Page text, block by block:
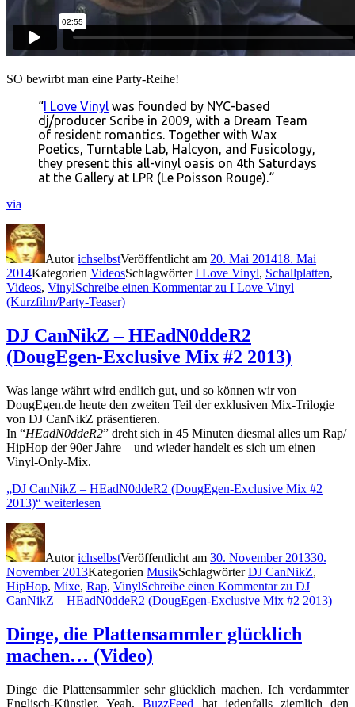
SO bewirbt man eine Party-Reihe!
“ I Love Vinyl was founded by NYC-based
dj/producer Scribe in 2009, with a Dream Team
of resident romantics. Together with Wax
Poetics, Turntable Lab, Halcyon, and Fusicology,
they present this all-vinyl oasis on 4th Saturdays
at the Gallery at LPR (Le Poisson Rouge).“
via
AutorichselbstVeröffentlicht am 20. Mai 201418. Mai
2014Kategorien VideosSchlagwörterI Love Vinyl, Schallplatten,
Videos, VinylSchreibe einen Kommentarzu I Love Vinyl
(Kurzfilm/Party-Teaser)
DJ CanNikZ – HEadN0ddeR2
(DougEgen-Exclusive Mix #2 2013)
Was lange währt wird endlich gut, und so können wir von
DougEgen.de heute den zweiten Teil der exklusiven Mix-Trilogie
von DJ CanNikZ präsentieren.
In “HEadN0ddeR2” dreht sich in 45 Minuten diesmal alles um Rap/
HipHop der 90er Jahre – und wieder handelt es sich um einen
Vinyl-Only-Mix.
„DJ CanNikZ – HEadN0ddeR2 (DougEgen-Exclusive Mix #2
2013)“ weiterlesen
AutorichselbstVeröffentlicht am 30. November 201330.
November 2013Kategorien MusikSchlagwörterDJ CanNikZ,
HipHop, Mixe, Rap, VinylSchreibe einen Kommentarzu DJ
CanNikZ – HEadN0ddeR2 (DougEgen-Exclusive Mix #2 2013)
Dinge, die Plattensammler glücklich
machen… (Video)
Dinge die Plattensammler sehr glücklich machen. Ich verdammter
Englisch-Künstler. Yeah.BuzzFeed hat jedenfalls ziemlich den